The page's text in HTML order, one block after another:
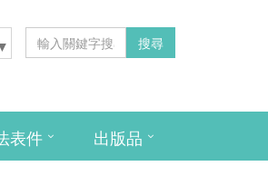
搜尋
表件 出版品